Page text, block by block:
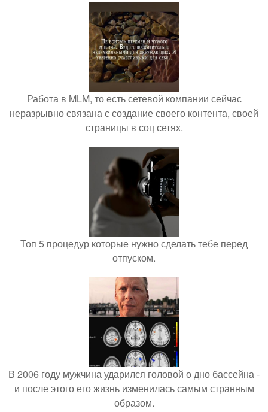
Работа в MLM, то есть сетевой компании сейчас
неразрывно связана с создание своего контента, своей
страницы в соц сетях.
Топ 5 процедур которые нужно сделать тебе перед
отпуском.
В 2006 году мужчина ударился головой о дно бассейна -
и после этого его жизнь изменилась самым странным
образом.